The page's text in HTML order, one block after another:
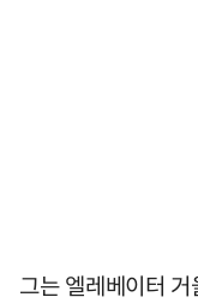
그는 엘레베이터